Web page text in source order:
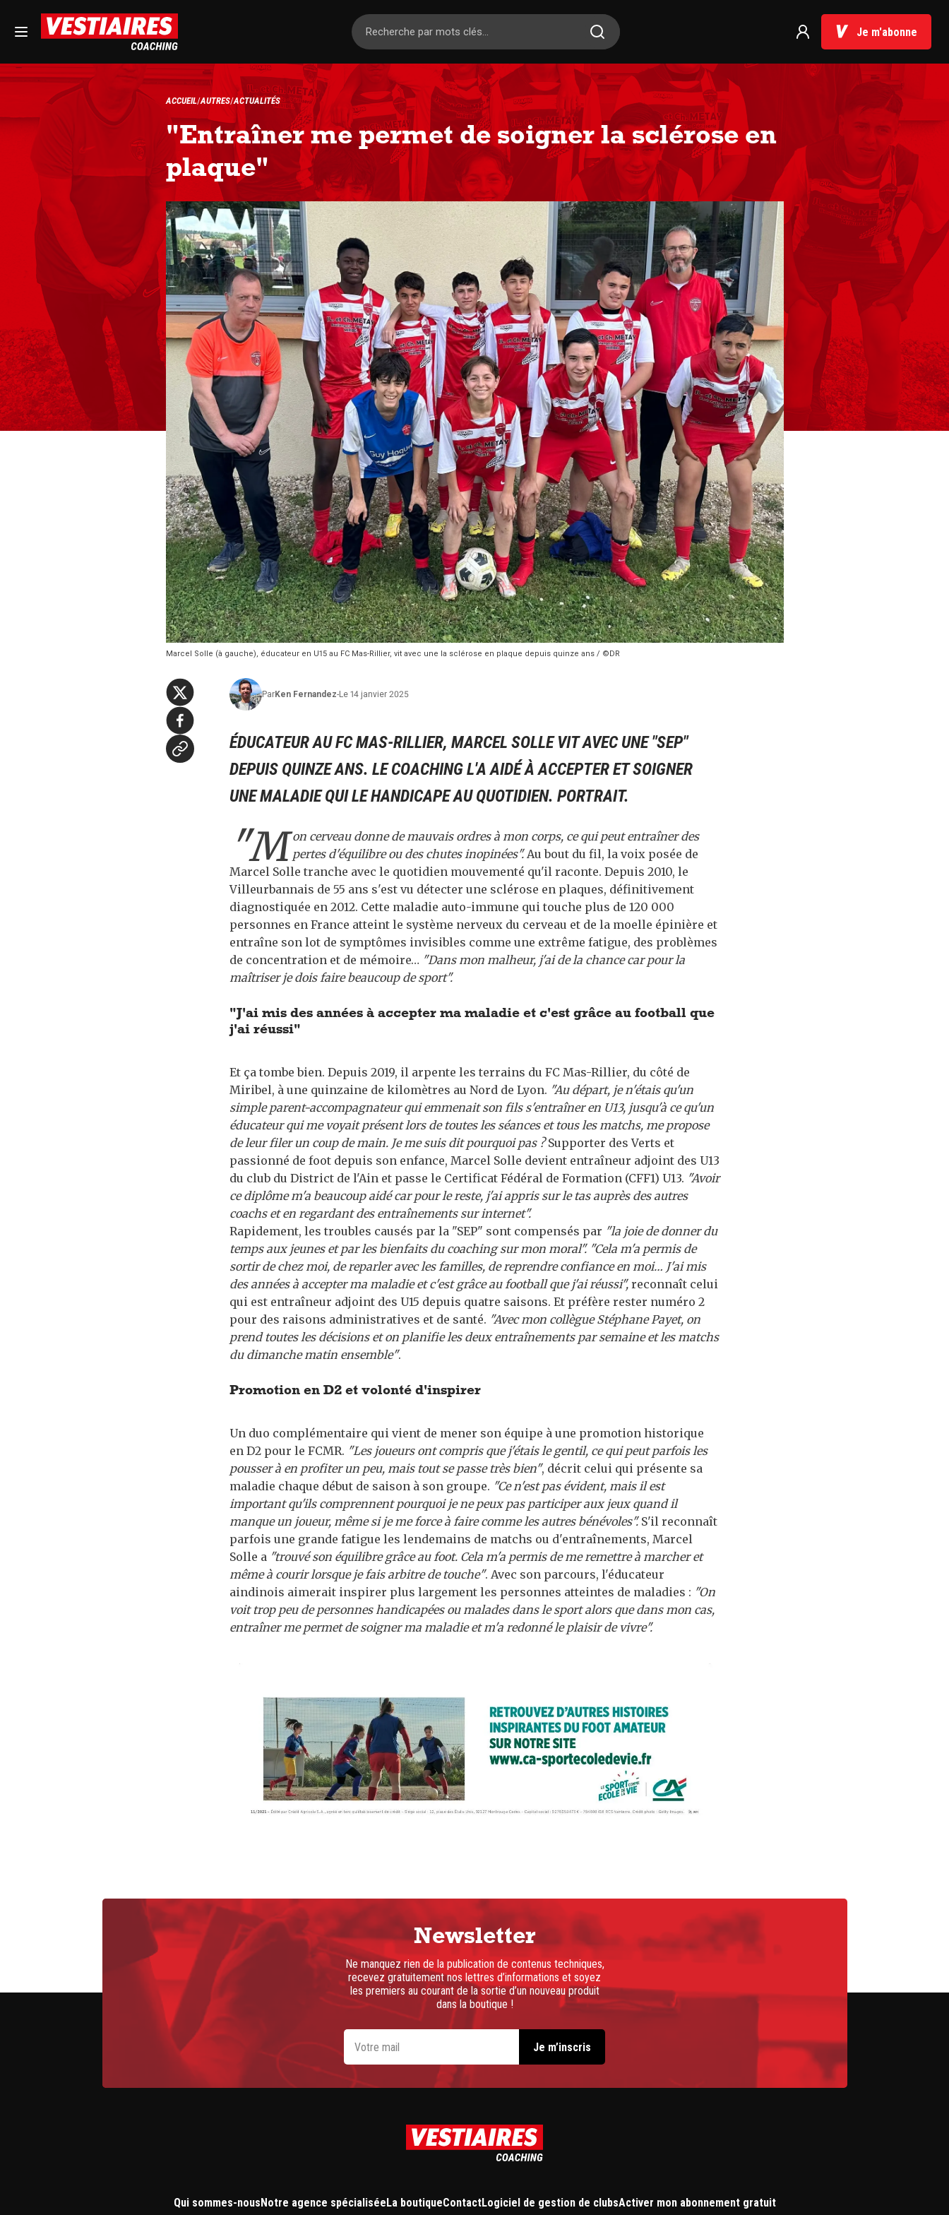
Je m'abonne
ACCUEIL AUTRES ACTUALITÉS
"Entraîner me permet de soigner la sclérose en
plaque"
Marcel Solle (à gauche), éducateur en U15 au FC Mas-Rillier, vit avec une la sclérose en plaque depuis quinze ans / ©DR
ParKen Fernandez-Le 14 janvier 2025
ÉDUCATEUR AU FC MAS-RILLIER, MARCEL SOLLE VIT AVEC UNE "SEP"
DEPUIS QUINZE ANS. LE COACHING L'A AIDÉ À ACCEPTER ET SOIGNER
UNE MALADIE QUI LE HANDICAPE AU QUOTIDIEN. PORTRAIT.
"M on cerveau donne de mauvais ordres à mon corps, ce qui peut entraîner des
pertes d'équilibre ou des chutes inopinées".Au bout du fil, la voix posée de
Marcel Solle tranche avec le quotidien mouvementé qu'il raconte. Depuis 2010, le
Villeurbannais de 55 ans s'est vu détecter une sclérose en plaques, définitivement
diagnostiquée en 2012. Cette maladie auto-immune qui touche plus de 120 000
personnes en France atteint le système nerveux du cerveau et de la moelle épinière et
entraîne son lot de symptômes invisibles comme une extrême fatigue, des problèmes
de concentration et de mémoire… "Dans mon malheur, j'ai de la chance car pour la
maîtriser je dois faire beaucoup de sport".
"J'ai mis des années à accepter ma maladie et c'est grâce au football que
j'ai réussi"
Et ça tombe bien. Depuis 2019, il arpente les terrains du FC Mas-Rillier, du côté de
Miribel, à une quinzaine de kilomètres au Nord de Lyon. "Au départ, je n'étais qu'un
simple parent-accompagnateur qui emmenait son fils s'entraîner en U13, jusqu'à ce qu'un
éducateur qui me voyait présent lors de toutes les séances et tous les matchs, me propose
de leur filer un coup de main. Je me suis dit pourquoi pas ?Supporter des Verts et
passionné de foot depuis son enfance, Marcel Solle devient entraîneur adjoint des U13
du club du District de l'Ain et passe le Certificat Fédéral de Formation (CFF1) U13. "Avoir
ce diplôme m'a beaucoup aidé car pour le reste, j'ai appris sur le tas auprès des autres
coachs et en regardant des entraînements sur internet".
Rapidement, les troubles causés par la "SEP" sont compensés par "la joie de donner du
temps aux jeunes et par les bienfaits du coaching sur mon moral". "Cela m'a permis de
sortir de chez moi, de reparler avec les familles, de reprendre confiance en moi… J'ai mis
des années à accepter ma maladie et c'est grâce au football que j'ai réussi",reconnaît celui
qui est entraîneur adjoint des U15 depuis quatre saisons. Et préfère rester numéro 2
pour des raisons administratives et de santé. "Avec mon collègue Stéphane Payet, on
prend toutes les décisions et on planifie les deux entraînements par semaine et les matchs
du dimanche matin ensemble".
Promotion en D2 et volonté d'inspirer
Un duo complémentaire qui vient de mener son équipe à une promotion historique
en D2 pour le FCMR. "Les joueurs ont compris que j'étais le gentil, ce qui peut parfois les
pousser à en profiter un peu, mais tout se passe très bien", décrit celui qui présente sa
maladie chaque début de saison à son groupe. "Ce n'est pas évident, mais il est
important qu'ils comprennent pourquoi je ne peux pas participer aux jeux quand il
manque un joueur, même si je me force à faire comme les autres bénévoles".S'il reconnaît
parfois une grande fatigue les lendemains de matchs ou d'entraînements, Marcel
Solle a "trouvé son équilibre grâce au foot. Cela m'a permis de me remettre à marcher et
même à courir lorsque je fais arbitre de touche". Avec son parcours, l'éducateur
aindinois aimerait inspirer plus largement les personnes atteintes de maladies : "On
voit trop peu de personnes handicapées ou malades dans le sport alors que dans mon cas,
entraîner me permet de soigner ma maladie et m'a redonné le plaisir de vivre".
Newsletter
Ne manquez rien de la publication de contenus techniques,
recevez gratuitement nos lettres d’informations et soyez
les premiers au courant de la sortie d’un nouveau produit
dans la boutique !
Qui sommes-nousNotre agence spécialiséeLa boutiqueContactLogiciel de gestion de clubsActiver mon abonnement gratuit